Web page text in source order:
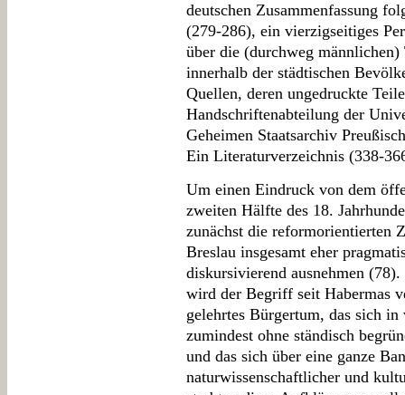
deutschen Zusammenfassung
(279-286), ein vierzigseitiges
über die (durchweg
innerhalb der städtischen
Quellen, deren ungedruckte
Handschriftenabteilung der
Geheimen Staatsarchiv
Ein Literaturverzeichnis (338-
Um einen Eindruck von dem
zweiten Hälfte des 18.
zunächst die reformorientierten
Breslau insgesamt eher
diskursivierend ausnehmen
wird der Begriff seit Habermas
gelehrtes Bürgertum, das sich
zumindest ohne ständisch
und das sich über eine ganze
naturwissenschaftlicher und